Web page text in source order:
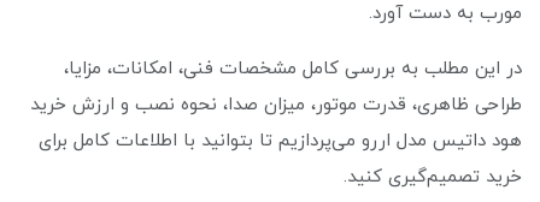
مورب به دست آورد.
در این مطلب به بررسی کامل مشخصات فنی، امکانات، مزایا،
طراحی ظاهری، قدرت موتور، میزان صدا، نحوه نصب و ارزش خرید
هود داتیس مدل اررو می‌پردازیم تا بتوانید با اطلاعات کامل برای
خرید تصمیم‌گیری کنید.